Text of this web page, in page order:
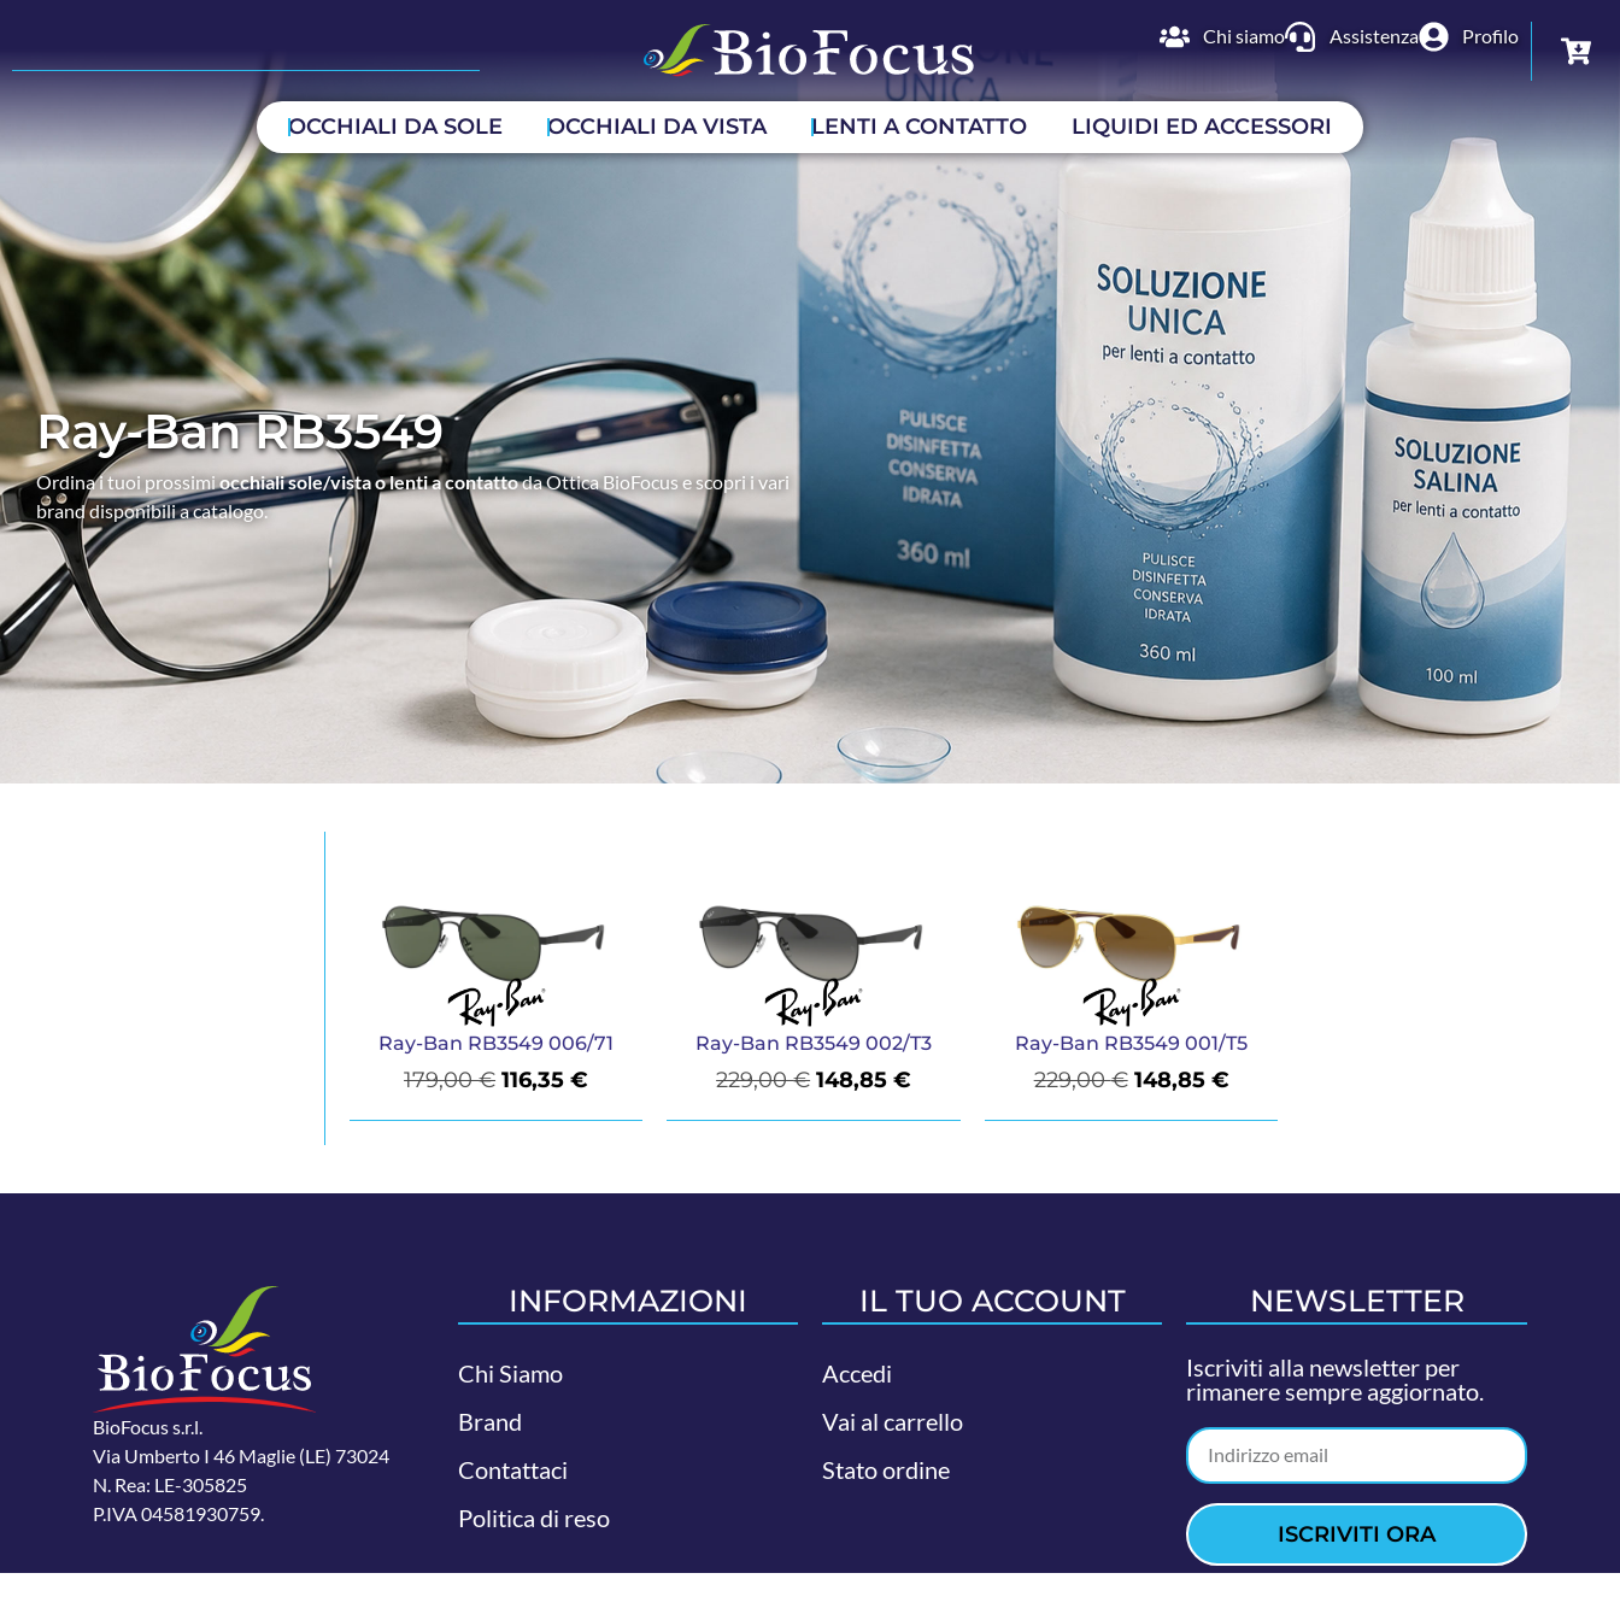
Chi siamo Assistenza Profilo
OCCHIALI DA SOLE OCCHIALI DA VISTA LENTI A CONTATTO LIQUIDI ED ACCESSORI
Ray-Ban RB3549
Ordina i tuoi prossimiocchiali sole/vista o lenti a contattoda Ottica BioFocus e scopri i vari
brand disponibili a catalogo.
Ray-Ban RB3549 006/71
179,00€ 116,35€
Ray-Ban RB3549 002/T3
229,00€ 148,85€
Ray-Ban RB3549 001/T5
229,00€ 148,85 €
BioFocus s.r.l.
Via Umberto I 46 Maglie (LE) 73024
N. Rea: LE-305825
P.IVA 04581930759.
INFORMAZIONI
Chi Siamo
Brand
Contattaci
Politica di reso
IL TUO ACCOUNT
Accedi
Vai al carrello
Stato ordine
NEWSLETTER
Iscriviti alla newsletter per
rimanere sempre aggiornato.
ISCRIVITI ORA